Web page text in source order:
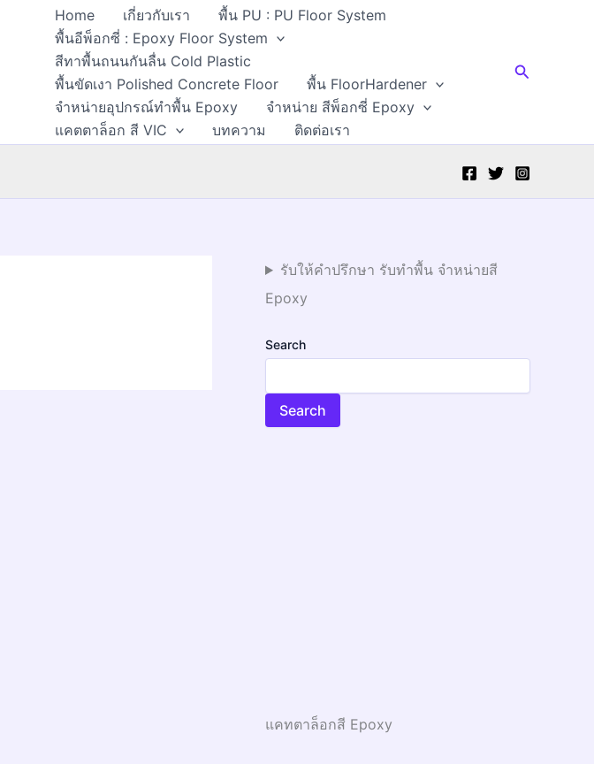
Home เกี่ยวกับเรา
พื้น PU : PU Floor System
พื้นอีพ็อกซี่ : Epoxy Floor System
สีทาพื้นถนนกันลื่น Cold Plastic
พื้นขัดเงา Polished Concrete Floor
พื้น FloorHardener
จำหน่ายอุปกรณ์ทำพื้น Epoxy
จำหน่าย สีพ็อกซี่ Epoxy
แคตตาล็อก สี VIC
บทความ ติดต่อเรา
Search
รับให้คำปรึกษา รับทำพื้น จำหน่ายสี
Epoxy
Search
Search
แคทตาล็อกสี Epoxy